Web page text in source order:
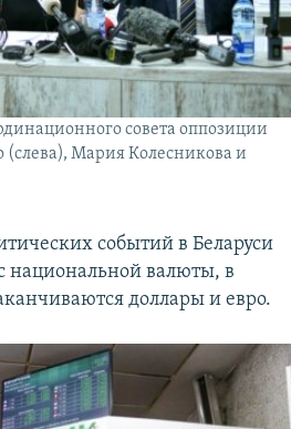
совета оппозиции
(слева), Мария Колесникова и
событий в Беларуси
национальной валюты, в
доллары и евро.